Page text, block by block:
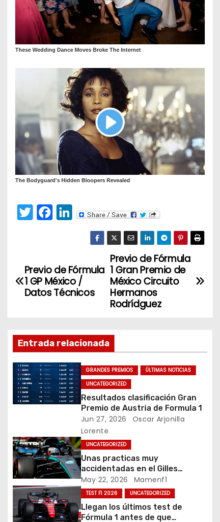
T
w
F
a
b
o
Li
e
dI
n
N
a
g
a
c
i
n
d
e
e
Previo de Fórmula
1 Gran Premio de
México Circuito
Hermanos
Rodrídguez
Previo de Fórmula
1 GP México /
Datos Técnicos
Entrada relacionada
GRANDES PREMIOS
ÚLTIMAS NOTICIAS
UNCATEGORIZED
Resultados clasificación Gran
Premio de Austria de Formula 1
Jun 27, 2026
Oscar Arjonilla
Lorente
UNCATEGORIZED
Unas practicas muy
accidentadas en el Gilles
Villeneuve deja a Fernando en
buena posición, ¿será real?… /
Crónica libes 1 GP Canadá
May 22, 2026 Mamenf1
TEST F1 2026 UNCATEGORIZED
Llegan los últimos test de
Fórmula 1 antes de que